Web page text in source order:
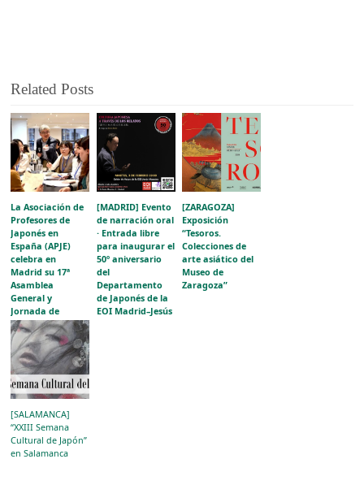
Related Posts
La Asociación de
Profesores de
Japonés en
España (APJE)
celebra en
Madrid su 17ª
Asamblea
General y
Jornada de
Formación
[MADRID] Evento
de narración oral
· Entrada libre
para inaugurar el
50º aniversario
del
Departamento
de Japonés de la
EOI Madrid–Jesús
[ZARAGOZA]
Exposición
“Tesoros.
Colecciones de
arte asiático del
Museo de
Zaragoza”
[SALAMANCA]
“XXIII Semana
Cultural de Japón”
en Salamanca